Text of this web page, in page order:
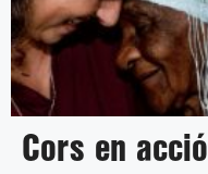
Cors en acció